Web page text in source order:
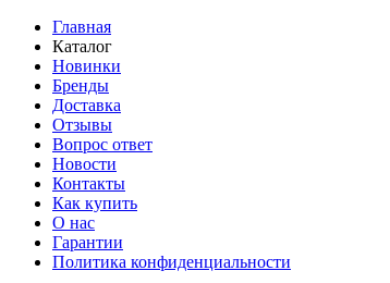
Главная
Каталог
Новинки
Бренды
Доставка
Отзывы
Вопрос ответ
Новости
Контакты
Как купить
О нас
Гарантии
Политика конфиденциальности